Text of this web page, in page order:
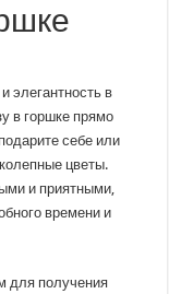
элегантность в
в горшке прямо
себе или
цветы.
и приятными,
времени и
для получения